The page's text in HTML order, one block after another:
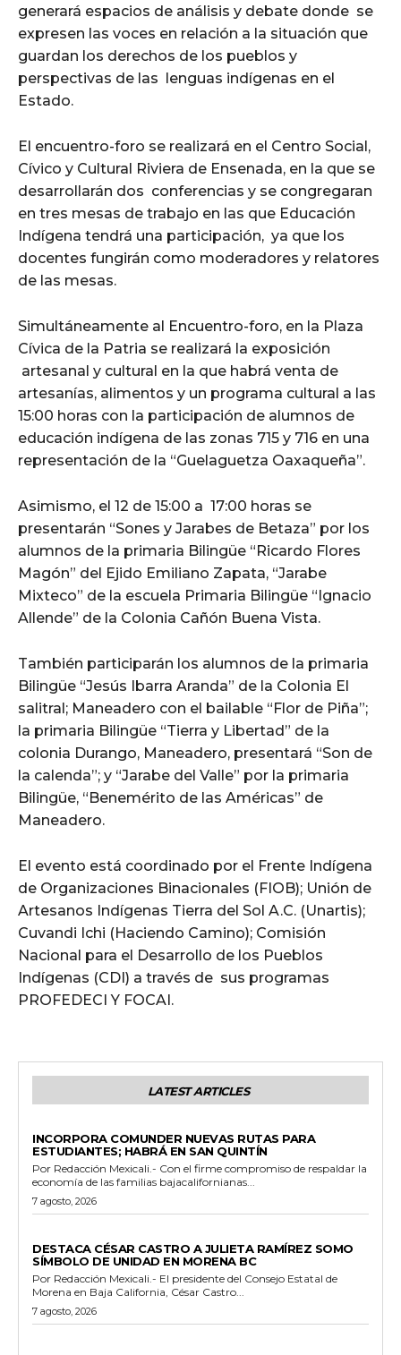
generará espacios de análisis y debate donde se
expresen las voces en relación a la situación que
guardan los derechos de los pueblos y
perspectivas de las lenguas indígenas en el
Estado.
El encuentro-foro se realizará en el Centro Social,
Cívico y Cultural Riviera de Ensenada, en la que se
desarrollarán dos conferencias y se congregaran
en tres mesas de trabajo en las que Educación
Indígena tendrá una participación, ya que los
docentes fungirán como moderadores y relatores
de las mesas.
Simultáneamente al Encuentro-foro, en la Plaza
Cívica de la Patria se realizará la exposición
artesanal y cultural en la que habrá venta de
artesanías, alimentos y un programa cultural a las
15:00 horas con la participación de alumnos de
educación indígena de las zonas 715 y 716 en una
representación de la “Guelaguetza Oaxaqueña”.
Asimismo, el 12 de 15:00 a 17:00 horas se
presentarán “Sones y Jarabes de Betaza” por los
alumnos de la primaria Bilingüe “Ricardo Flores
Magón” del Ejido Emiliano Zapata, “Jarabe
Mixteco” de la escuela Primaria Bilingüe “Ignacio
Allende” de la Colonia Cañón Buena Vista.
También participarán los alumnos de la primaria
Bilingüe “Jesús Ibarra Aranda” de la Colonia El
salitral; Maneadero con el bailable “Flor de Piña”;
la primaria Bilingüe “Tierra y Libertad” de la
colonia Durango, Maneadero, presentará “Son de
la calenda”; y “Jarabe del Valle” por la primaria
Bilingüe, “Benemérito de las Américas” de
Maneadero.
El evento está coordinado por el Frente Indígena
de Organizaciones Binacionales (FIOB); Unión de
Artesanos Indígenas Tierra del Sol A.C. (Unartis);
Cuvandi Ichi (Haciendo Camino); Comisión
Nacional para el Desarrollo de los Pueblos
Indígenas (CDI) a través de sus programas
PROFEDECI Y FOCAI.
LATEST ARTICLES
INCORPORA COMUNDER NUEVAS RUTAS PARA
ESTUDIANTES; HABRÁ EN SAN QUINTÍN
Por Redacción Mexicali.- Con el firme compromiso de respaldar la
economía de las familias bajacalifornianas...
7 agosto, 2026
DESTACA CÉSAR CASTRO A JULIETA RAMÍREZ SOMO
SÍMBOLO DE UNIDAD EN MORENA BC
Por Redacción Mexicali.- El presidente del Consejo Estatal de
Morena en Baja California, César Castro...
7 agosto, 2026